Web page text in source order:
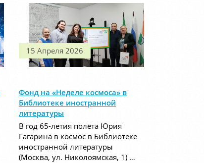
15 Апреля 2026
Фонд на «Неделе космоса» в
Библиотеке иностранной
литературы
В год 65-летия полёта Юрия
Гагарина в космос в Библиотеке
иностранной литературы
(Москва, ул. Николоямская, 1) …